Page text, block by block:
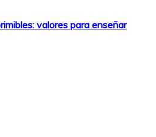
valores para enseñar